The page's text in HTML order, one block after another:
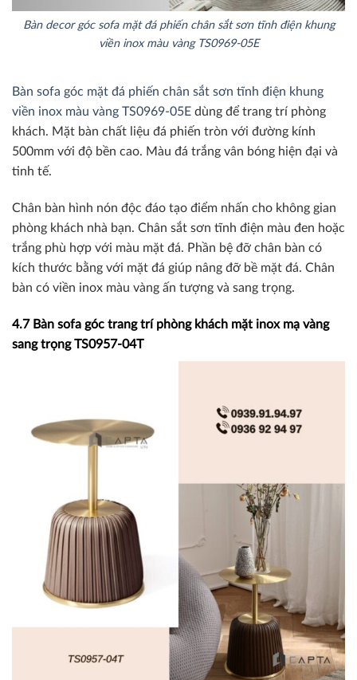
Bàn decor góc sofa mặt đá phiến chân sắt sơn tĩnh điện khung
viền inox màu vàng TS0969-05E
Bàn sofa góc mặt đá phiến chân sắt sơn tĩnh điện khung
viền inox màu vàng TS0969-05E dùng để trang trí phòng
khách. Mặt bàn chất liệu đá phiến tròn với đường kính
500mm với độ bền cao. Màu đá trắng vân bóng hiện đại và
tinh tế.
Chân bàn hình nón độc đáo tạo điểm nhấn cho không gian
phòng khách nhà bạn. Chân sắt sơn tĩnh điện màu đen hoặc
trắng phù hợp với màu mặt đá. Phần bệ đỡ chân bàn có
kích thước bằng với mặt đá giúp nâng đỡ bề mặt đá. Chân
bàn có viền inox màu vàng ấn tượng và sang trọng.
4.7 Bàn sofa góc trang trí phòng khách mặt inox mạ vàng
sang trọng TS0957-04T